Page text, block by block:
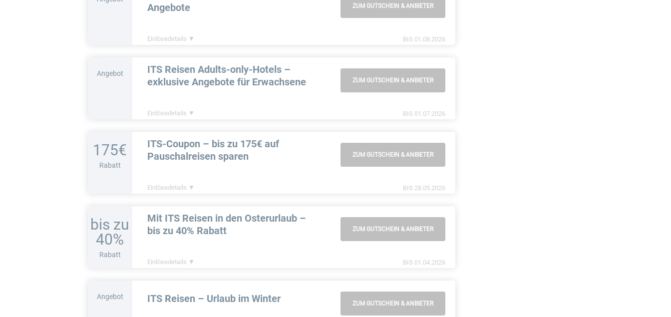
Angebote
ZUM GUTSCHEIN & ANBIETER
BIS 01.08.2026
Einlösedetails ▼
Angebot
ITS Reisen Adults-only-Hotels –
exklusive Angebote für Erwachsene
ZUM GUTSCHEIN & ANBIETER
BIS 01.07.2026
Einlösedetails ▼
175€
Rabatt
ITS-Coupon – bis zu 175€ auf
Pauschalreisen sparen
ZUM GUTSCHEIN & ANBIETER
BIS 28.05.2026
Einlösedetails ▼
bis zu
40%
Rabatt
Mit ITS Reisen in den Osterurlaub –
bis zu 40% Rabatt
ZUM GUTSCHEIN & ANBIETER
BIS 01.04.2026
Einlösedetails ▼
Angebot ITS Reisen – Urlaub im Winter ZUM GUTSCHEIN & ANBIETER